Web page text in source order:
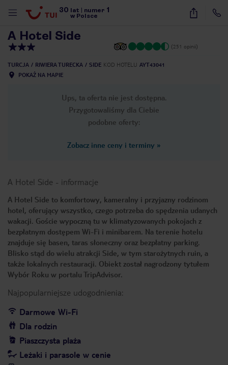
30 lat numer 1
w Polsce
25
A Hotel Side
(251 opinii)
TURCJA RIWIERA TURECKA SIDE KOD HOTELU AYT43041
POKAŻ NA MAPIE
Ups, ta oferta nie jest dostępna.
Przygotowaliśmy dla Ciebie
podobne oferty:
Zobacz inne ceny i terminy »
A Hotel Side - informacje
A Hotel Side to komfortowy, kameralny i przyjazny rodzinom
hotel, oferujący wszystko, czego potrzeba do spędzenia udanych
wakacji. Goście wypoczną tu w klimatyzowanych pokojach z
bezpłatnym dostępem Wi-Fi i minibarem. Na terenie hotelu
znajduje się basen, taras słoneczny oraz bezpłatny parking.
Blisko stąd do wielu atrakcji Side, w tym starożytnych ruin, a
także lokalnych restauracji. Obiekt został nagrodzony tytułem
Wybór Roku w portalu TripAdvisor.
Najpopularniejsze udogodnienia:
Darmowe Wi-Fi
Dla rodzin
Piaszczysta plaża
Leżaki i parasole w cenie